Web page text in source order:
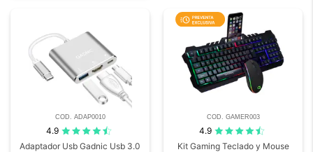
COD. ADAP0010
4.9
Adaptador Usb Gadnic Usb 3.0
COD. GAMER003
4.9
Kit Gaming Teclado y Mouse